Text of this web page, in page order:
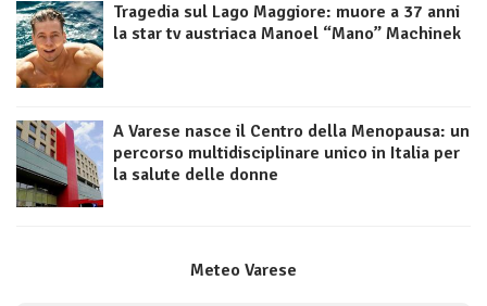
Tragedia sul Lago Maggiore: muore a 37 anni
la star tv austriaca Manoel “Mano” Machinek
A Varese nasce il Centro della Menopausa: un
percorso multidisciplinare unico in Italia per
la salute delle donne
Meteo Varese